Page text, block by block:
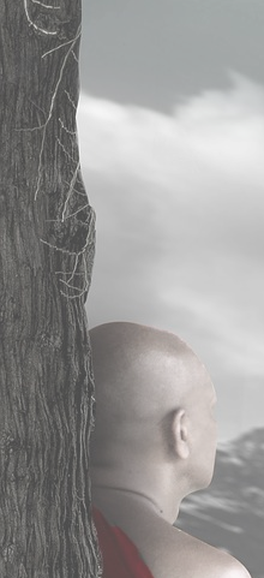
Contact
Inscription
Principales activités
MEDITER
Programme MBSR
Programme MBSR en ligne
Cours de méditation Pleine
Cours de méditation pleine
Stage de méditation pleine
S’INFORMER